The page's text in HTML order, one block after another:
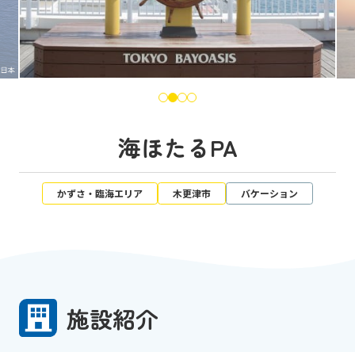
海ほたるPA
かずさ・臨海エリア 木更津市 バケーション
施設紹介